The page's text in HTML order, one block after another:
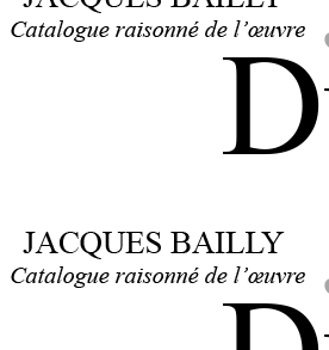
Jean Dufy
Jacques Bailly - Catalogue raisonné de